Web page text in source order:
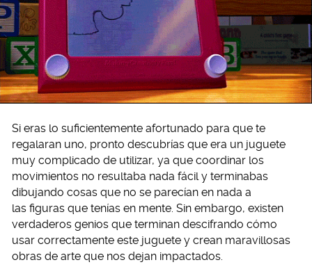
Si eras lo suficientemente afortunado para que te
regalaran uno, pronto descubrías que era un juguete
muy complicado de utilizar, ya que coordinar los
movimientos no resultaba nada fácil y terminabas
dibujando cosas que no se parecían en nada a
las figuras que tenías en mente. Sin embargo, existen
verdaderos genios que terminan descifrando cómo
usar correctamente este juguete y crean maravillosas
obras de arte que nos dejan impactados.